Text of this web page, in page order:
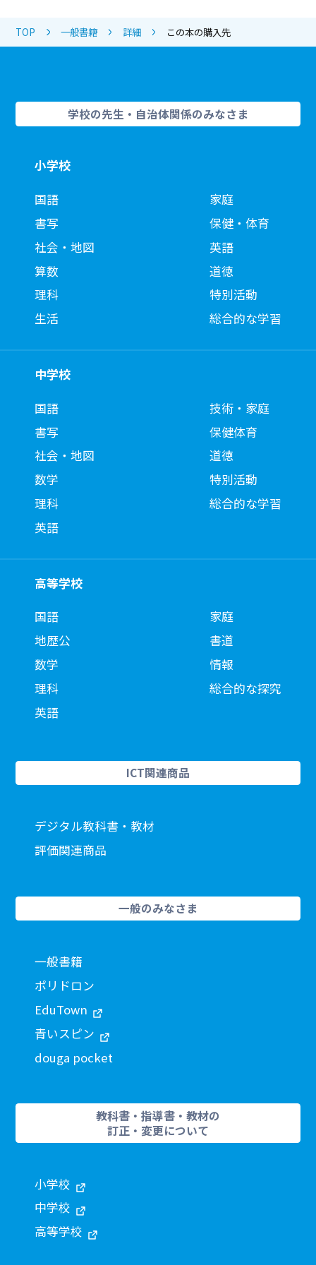
TOP 一般書籍 詳細 この本の購入先
学校の先生・自治体関係のみなさま
小学校
国語
書写
社会・地図
算数
理科
生活
家庭
保健・体育
英語
道徳
特別活動
総合的な学習
中学校
国語
書写
社会・地図
数学
理科
英語
技術・家庭
保健体育
道徳
特別活動
総合的な学習
高等学校
国語
地歴公
数学
理科
英語
家庭
書道
情報
総合的な探究
ICT関連商品
デジタル教科書・教材
評価関連商品
一般のみなさま
一般書籍
ポリドロン
EduTown
青いスピン
douga pocket
教科書・指導書・教材の
訂正・変更について
小学校
中学校
高等学校